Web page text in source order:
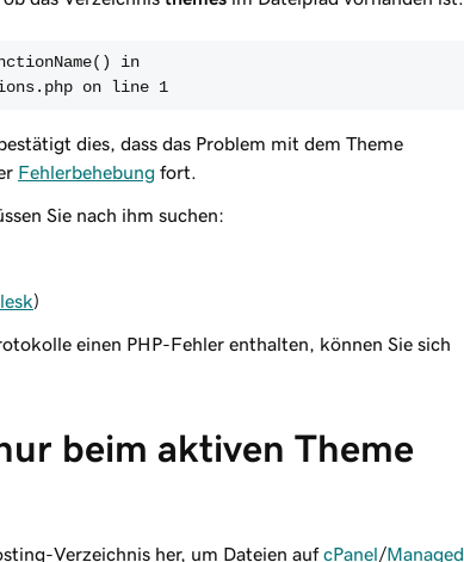
in
on line 1
dies, dass das Problem mit dem Theme
Fehlerbehebung fort.
Sie nach ihm suchen:
)
einen PHP-Fehler enthalten, können Sie sich
beim aktiven Theme
Verzeichnis her, um Dateien aufcPanel/Managed